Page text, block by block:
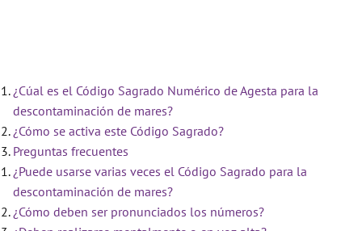
¿Cúal es el Código Sagrado Numérico de Agesta para la
descontaminación de mares?
¿Cómo se activa este Código Sagrado?
Preguntas frecuentes
¿Puede usarse varias veces el Código Sagrado para la
descontaminación de mares?
¿Cómo deben ser pronunciados los números?